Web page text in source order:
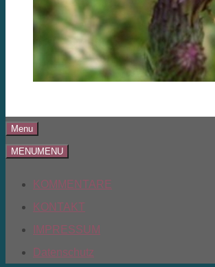
Menu
MENUMENU
KOMMENTARE
KONTAKT
IMPRESSUM
Datenschutz